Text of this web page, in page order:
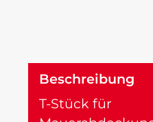
Beschreibung
T-Stück für